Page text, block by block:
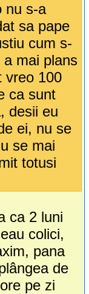
nu s-a
sa pape
cum s-
mai plans
vreo 100
ca sunt
desii eu
ei, nu se
se mai
totusi
ca 2 luni
colici,
pana
de
pe zi